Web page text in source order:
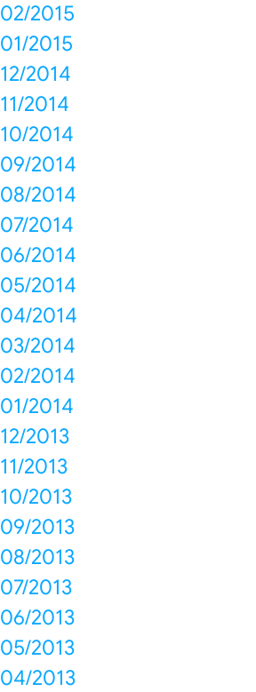
02/2015
01/2015
12/2014
11/2014
10/2014
09/2014
08/2014
07/2014
06/2014
05/2014
04/2014
03/2014
02/2014
01/2014
12/2013
11/2013
10/2013
09/2013
08/2013
07/2013
06/2013
05/2013
04/2013